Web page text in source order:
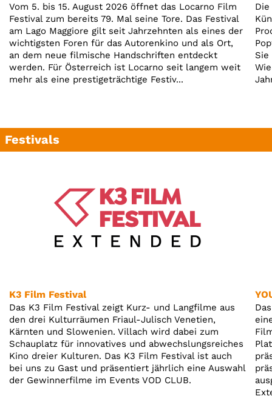
Vom 5. bis 15. August 2026 öffnet das Locarno Film
Festival zum bereits 79. Mal seine Tore. Das Festival
am Lago Maggiore gilt seit Jahrzehnten als eines der
wichtigsten Foren für das Autorenkino und als Ort,
an dem neue filmische Handschriften entdeckt
werden. Für Österreich ist Locarno seit langem weit
mehr als eine prestigeträchtige Festiv...
Sie
Festivals
K3 Film Festival
Das K3 Film Festival zeigt Kurz- und Langfilme aus
den drei Kulturräumen Friaul-Julisch Venetien,
Kärnten und Slowenien. Villach wird dabei zum
Schauplatz für innovatives und abwechslungsreiches
Kino dreier Kulturen. Das K3 Film Festival ist auch
bei uns zu Gast und präsentiert jährlich eine Auswahl
der Gewinnerfilme im Events VOD CLUB.